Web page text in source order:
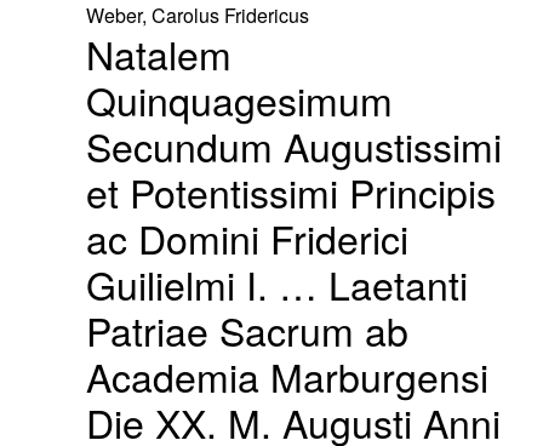
Weber, Carolus Fridericus
Natalem
Quinquagesimum
Secundum Augustissimi
et Potentissimi Principis
ac Domini Friderici
Guilielmi I. … Laetanti
Patriae Sacrum ab
Academia Marburgensi
Die XX. M. Augusti Anni